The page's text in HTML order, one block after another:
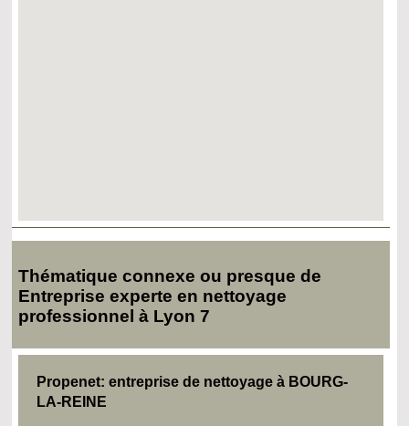
Thématique connexe ou presque de
Entreprise experte en nettoyage
professionnel à Lyon 7
Propenet: entreprise de nettoyage à BOURG-
LA-REINE